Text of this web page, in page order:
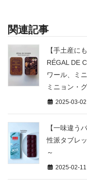
関連記事
【手土産に
RÉGAL DE
ワール、ミ
ミニョン・
2025-03-02
【一味違う
性派タブレ
～
2025-02-11